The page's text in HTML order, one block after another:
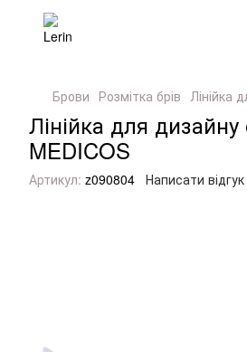
Брови Розмітка брів Лінійка
Лінійка для дизайну
MEDICOS
Артикул: z090804 Написати відгук